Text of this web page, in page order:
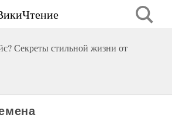
Секреты стильной жизни от